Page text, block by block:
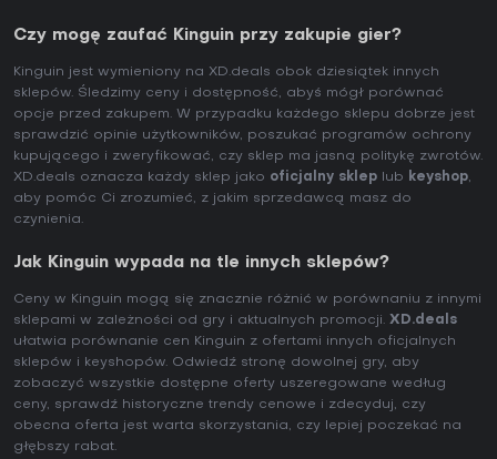
Czy mogę zaufać Kinguin przy zakupie gier?
Kinguin jest wymieniony na XD.deals obok dziesiątek innych
sklepów. Śledzimy ceny i dostępność, abyś mógł porównać
opcje przed zakupem. W przypadku każdego sklepu dobrze jest
sprawdzić opinie użytkowników, poszukać programów ochrony
kupującego i zweryfikować, czy sklep ma jasną politykę zwrotów.
XD.deals oznacza każdy sklep jako oficjalny sklep lub keyshop,
aby pomóc Ci zrozumieć, z jakim sprzedawcą masz do
czynienia.
Jak Kinguin wypada na tle innych sklepów?
Ceny w Kinguin mogą się znacznie różnić w porównaniu z innymi
sklepami w zależności od gry i aktualnych promocji. XD.deals
ułatwia porównanie cen Kinguin z ofertami innych oficjalnych
sklepów i keyshopów. Odwiedź stronę dowolnej gry, aby
zobaczyć wszystkie dostępne oferty uszeregowane według
ceny, sprawdź historyczne trendy cenowe i zdecyduj, czy
obecna oferta jest warta skorzystania, czy lepiej poczekać na
głębszy rabat.